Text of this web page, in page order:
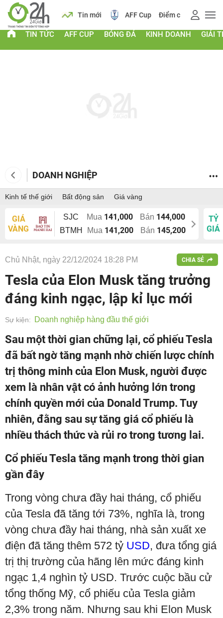
Lịch Tin mới AFF Cup Điểm chuẩn 2026
TIN TỨC AFF CUP BÓNG ĐÁ KINH DOANH GIẢI
DOANH NGHIỆP
Kinh tế thế giới Bất động sản Giá vàng
GIÁ
VÀNG
SJC Mua 141,000 Bán 144,000
BTMH Mua 141,200 Bán 145,200
TỶ
GIÁ
Chủ Nhật, ngày 22/12/2024 18:28 PM CHIA SẺ
Tesla của Elon Musk tăng trưởng
đáng kinh ngạc, lập kỉ lục mới
Sự kiện: Doanh nghiệp hàng đầu thế giới
Sau một thời gian chững lại, cổ phiếu Tesla
đã bất ngờ tăng mạnh nhờ chiến lược chính
trị thông minh của Elon Musk, người được
xem là nhân vật có ảnh hưởng lớn trong
chính quyền mới của Donald Trump. Tuy
nhiên, đằng sau sự tăng giá cổ phiếu là
nhiều thách thức và rủi ro trong tương lai.
Cổ phiếu Tesla tăng mạnh trong thời gian
gần đây
Trong vòng chưa đầy hai tháng, cổ phiếu
của Tesla đã tăng tới 73%, nghĩa là, trong
vòng chưa đầy hai tháng, nhà sản xuất xe
điện đã tăng thêm 572 tỷ USD, đưa tổng giá
trị thị trường của hãng lên mức đáng kinh
ngạc 1,4 nghìn tỷ USD. Trước cuộc bầu cử
tổng thống Mỹ, cổ phiếu của Tesla giảm
2,3% trong năm. Nhưng sau khi Elon Musk